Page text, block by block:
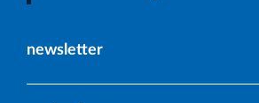
newsletter